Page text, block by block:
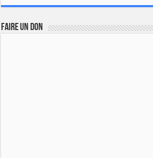
FAIRE UN DON